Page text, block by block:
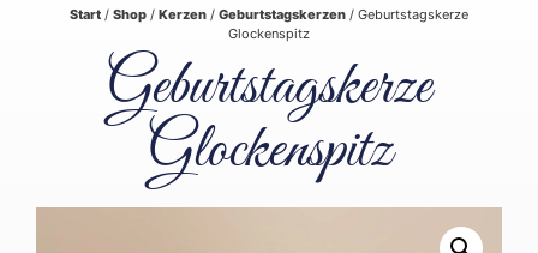
Start / Shop / Kerzen / Geburtstagskerzen / Geburtstagskerze
Glockenspitz
Geburtstagskerze
Glockenspitz